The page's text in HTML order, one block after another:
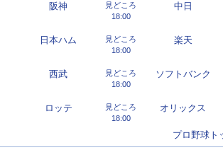
阪神 中日
18:00
見どころ
日本ハム 楽天
18:00
見どころ
西武 ソフトバンク
18:00
見どころ
ロッテ オリックス
18:00
見どころ
プロ野球ト